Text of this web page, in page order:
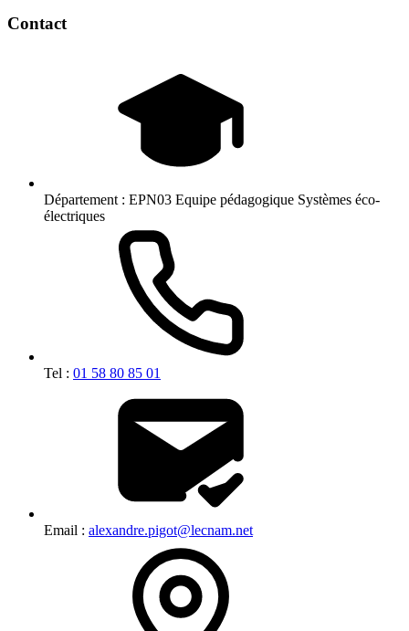
Contact
Département : EPN03 Equipe pédagogique Systèmes éco-
électriques
Tel : 01 58 80 85 01
Email : alexandre.pigot@lecnam.net